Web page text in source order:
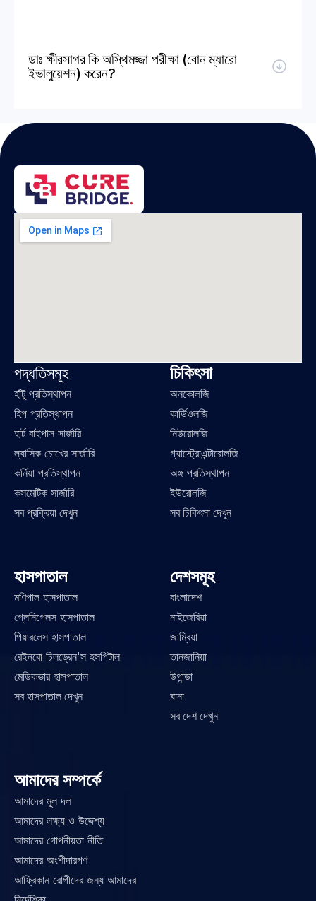
ডাঃ ক্ষীরসাগর কি অস্থিমজ্জা পরীক্ষা (বোন ম্যারো
ইভালুয়েশন) করেন?
পদ্ধতিসমূহ
হাঁটু প্রতিস্থাপন
হিপ প্রতিস্থাপন
হার্ট বাইপাস সার্জারি
ল্যাসিক চোখের সার্জারি
কর্নিয়া প্রতিস্থাপন
কসমেটিক সার্জারি
সব প্রক্রিয়া দেখুন
চিকিৎসা
অনকোলজি
কার্ডিওলজি
নিউরোলজি
গ্যাস্ট্রোএন্টারোলজি
অঙ্গ প্রতিস্থাপন
ইউরোলজি
সব চিকিৎসা দেখুন
হাসপাতাল
মণিপাল হাসপাতাল
গ্লেনিগেলস হাসপাতাল
পিয়ারলেস হাসপাতাল
রেইনবো চিলড্রেন'স হসপিটাল
মেডিকভার হাসপাতাল
সব হাসপাতাল দেখুন
দেশসমূহ
বাংলাদেশ
নাইজেরিয়া
জাম্বিয়া
তানজানিয়া
উগান্ডা
ঘানা
সব দেশ দেখুন
আমাদের সম্পর্কে
আমাদের মূল দল
আমাদের লক্ষ্য ও উদ্দেশ্য
আমাদের গোপনীয়তা নীতি
আমাদের অংশীদারগণ
আফ্রিকান রোগীদের জন্য আমাদের